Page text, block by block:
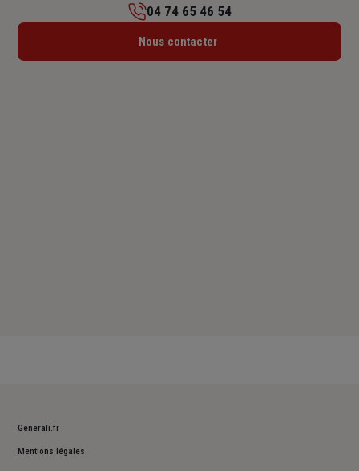
Lundi : 09h – 12h / 14h – 18h
04 74 65 46 54
Nous contacter
Generali.fr
Mentions légales